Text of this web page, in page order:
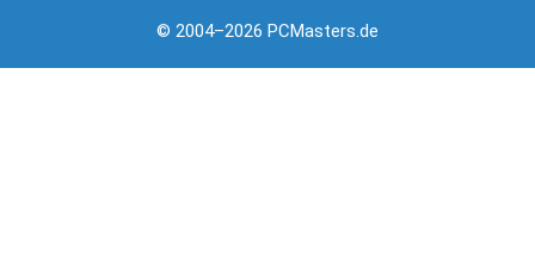
© 2004–2026 PCMasters.de